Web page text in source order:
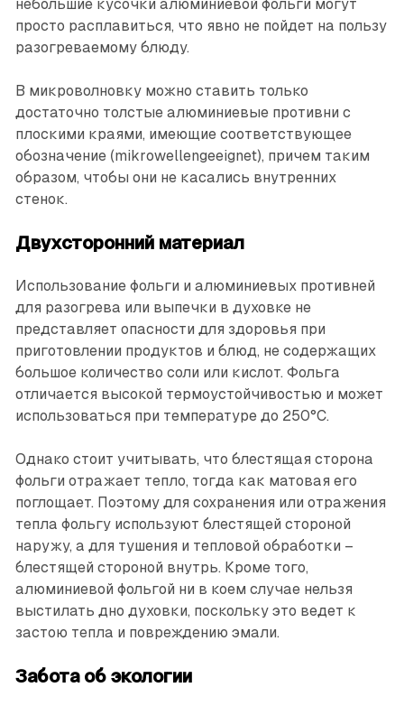
небольшие кусочки алюминиевой фольги могут
просто расплавиться, что явно не пойдет на пользу
разогреваемому блюду.
В микроволновку можно ставить только
достаточно толстые алюминиевые противни с
плоскими краями, имеющие соответствующее
обозначение (mikrowellengeeignet), причем таким
образом, чтобы они не касались внутренних
стенок.
Двухсторонний материал
Использование фольги и алюминиевых противней
для разогрева или выпечки в духовке не
представляет опасности для здоровья при
приготовлении продуктов и блюд, не содержащих
большое количество соли или кислот. Фольга
отличается высокой термоустойчивостью и может
использоваться при температуре до 250°C.
Однако стоит учитывать, что блестящая сторона
фольги отражает тепло, тогда как матовая его
поглощает. Поэтому для сохранения или отражения
тепла фольгу используют блестящей стороной
наружу, а для тушения и тепловой обработки –
блестящей стороной внутрь. Кроме того,
алюминие­вой фольгой ни в коем случае нельзя
выстилать дно духовки, поскольку это ведет к
застою тепла и повреждению эмали.
Забота об экологии